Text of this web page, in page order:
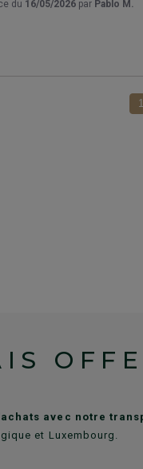
du 16/05/2026 par Pablo M.
avec notre
et Luxembourg.